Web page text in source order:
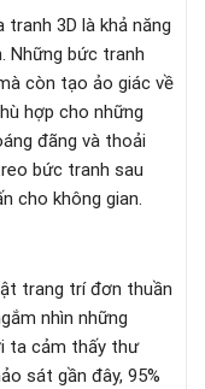
3D là khả năng
Những bức tranh
còn tạo ảo giác về
hợp cho những
đãng và thoải
bức tranh sau
cho không gian.
trang trí đơn thuần
nhìn những
ta cảm thấy thư
sát gần đây, 95%